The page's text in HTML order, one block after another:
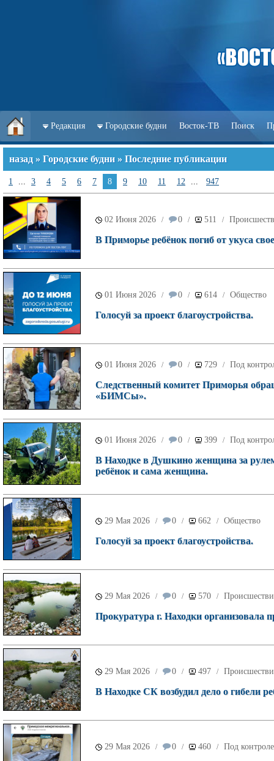
Редакция Городские будни Восток-ТВ Поиск
назад » Городские будни » Последние публикации
1 ... 3 4 5 6 7 8 9 10 11 12 ... 947
02 Июня 2026 / 0 / 511 /
В Приморье ребёнок погиб от укуса
01 Июня 2026 / 0 / 614 / Общество
Голосуй за проект благоустройства.
01 Июня 2026 / 0 / 729 / Под
Следственный комитет Приморья
«БИМСы».
01 Июня 2026 / 0 / 399 / Под
В Находке в Душкино женщина за
ребёнок и сама женщина.
29 Мая 2026 / 0 / 662 / Общество
Голосуй за проект благоустройства.
29 Мая 2026 / 0 / 570 /
Прокуратура г. Находки организовала
29 Мая 2026 / 0 / 497 /
В Находке СК возбудил дело о гибели
29 Мая 2026 / 0 / 460 / Под